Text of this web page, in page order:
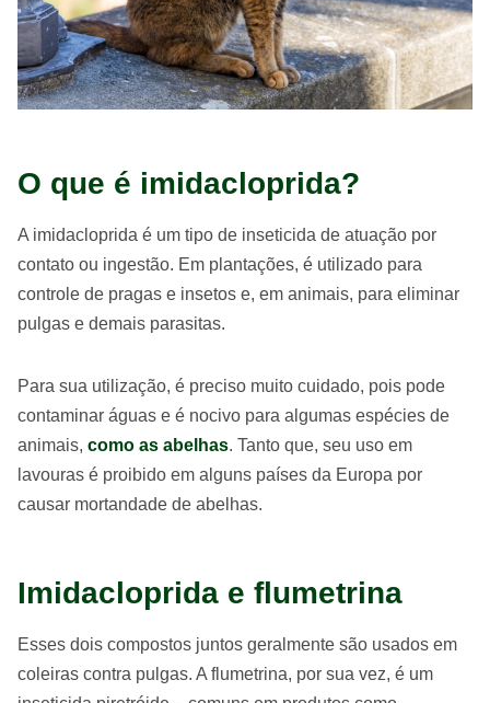
O que é imidacloprida?
A imidacloprida é um tipo de inseticida de atuação por
contato ou ingestão. Em plantações, é utilizado para
controle de pragas e insetos e, em animais, para eliminar
pulgas e demais parasitas.
Para sua utilização, é preciso muito cuidado, pois pode
contaminar águas e é nocivo para algumas espécies de
animais, como as abelhas. Tanto que, seu uso em
lavouras é proibido em alguns países da Europa por
causar mortandade de abelhas.
Imidacloprida e flumetrina
Esses dois compostos juntos geralmente são usados em
coleiras contra pulgas. A flumetrina, por sua vez, é um